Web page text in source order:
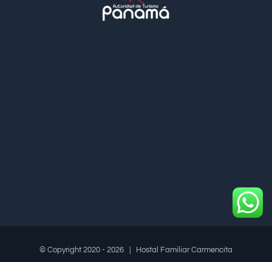
© Copyright 2020 - 2026 | Hostal Familiar Carmencita